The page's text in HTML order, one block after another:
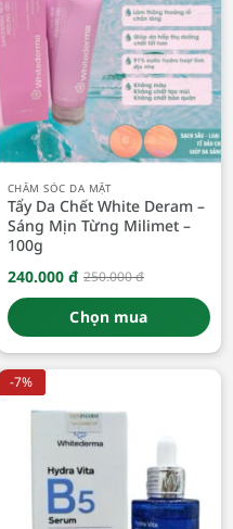
CHĂM SÓC DA MẶT
Tẩy Da Chết White Deram –
Sáng Mịn Từng Milimet –
100g
250.000đ
Giá
gốc
là:
250.000 đ.
240.000 đ
Giá
hiện
tại
là:
240.000 đ.
Chọn mua
-7%